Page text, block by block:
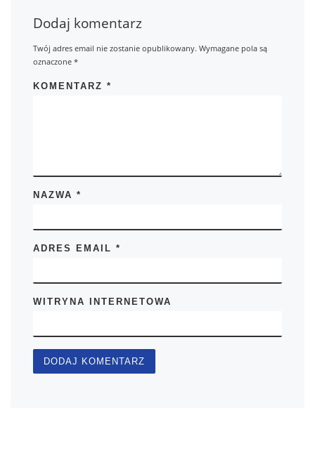
Dodaj komentarz
Twój adres email nie zostanie opublikowany. Wymagane pola są
oznaczone*
KOMENTARZ*
NAZWA*
ADRES EMAIL*
WITRYNA INTERNETOWA